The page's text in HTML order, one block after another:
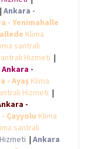
| Ankara -
- Yenimahalle
Klima
santrali
Hizmeti |
Ankara -
- Ayaş Klima
Hizmeti |
-
Çayyolu Klima
santrali
| Ankara